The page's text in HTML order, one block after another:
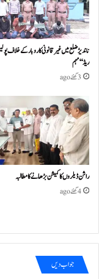
ناندیڑ ضلع میں غیر قانونی کاروبار کے خلاف
ریڈ‘‘ مہم
3 گھنٹے ago
راشن ڈیلروں کا کمیشن بڑھانے کا مطالبہ
4 گھنٹے ago
جواب دیں